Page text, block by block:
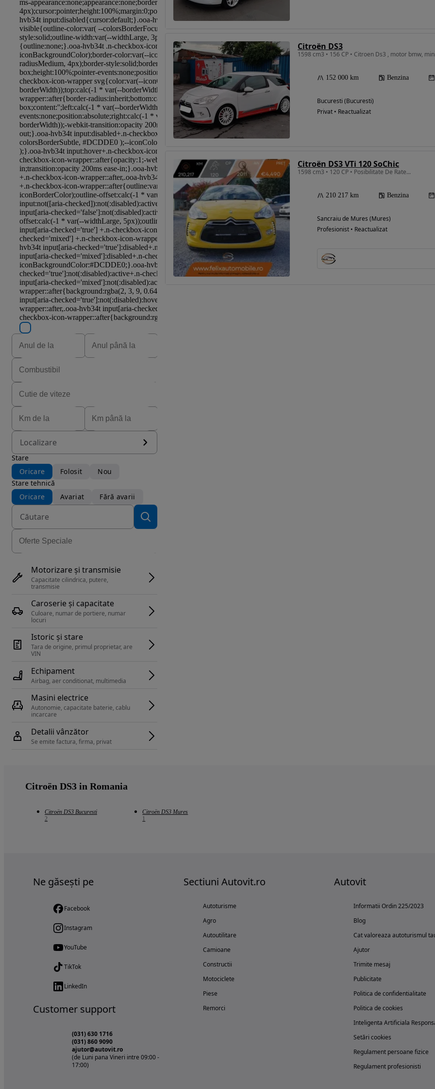
Eligibil pentru
Localizare
Stare
Oricare
Folosit
Nou
Stare tehnică
Oricare
Avariat Fără avarii
Motorizare și transmisie
Capacitate cilindrica, putere,
transmisie
Caroserie și capacitate
Culoare, numar de portiere, numar
locuri
Istoric și stare
Tara de origine, primul proprietar, are
Echipament
Airbag, aer conditionat, multimedia
Masini electrice
Autonomie, capacitate baterie, cablu
Detalii vânzător
Se emite factura, firma, privat
Citroën DS3
1598 cm3 • 156 CP • Citroen Ds3 , motor bmw,
152 000 km Benzina
Bucuresti (Bucuresti)
Privat • Reactualizat
Citroën DS3 VTi 120 SoChic
1598 cm3 • 120 CP • Posibilitate De Rate...
210 217 km Benzina
Sancraiu de Mures (Mures)
Profesionist • Reactualizat
Citroën DS3 in Romania
Citroën DS3 Bucuresti
2
Citroën DS3 Mures
1
Ne găsești pe
Facebook
Instagram
YouTube
TikTok
LinkedIn
Customer support
(031) 630 1716
(031) 860 9090
ajutor@autovit.ro
(de Luni pana Vineri intre 09:00 -
17:00)
Sectiuni Autovit.ro
Autoturisme
Agro
Autoutilitare
Camioane
Constructii
Motociclete
Piese
Remorci
Autovit
Informatii Ordin 225/2023
Blog
Cat valoreaza autoturismul
Ajutor
Trimite mesaj
Publicitate
Politica de confidentialitate
Politica de cookies
Inteligenta Artificiala
Setări cookies
Regulament persoane fizice
Regulament profesionisti